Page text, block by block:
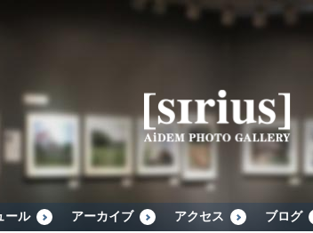
ール アーカイブ アクセス ブログ
展示スケジュール
アーカイブ